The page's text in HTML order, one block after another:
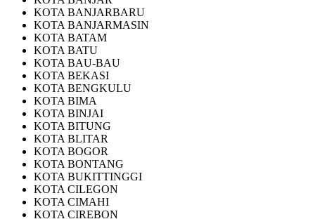
KOTA BANJARBARU
KOTA BANJARMASIN
KOTA BATAM
KOTA BATU
KOTA BAU-BAU
KOTA BEKASI
KOTA BENGKULU
KOTA BIMA
KOTA BINJAI
KOTA BITUNG
KOTA BLITAR
KOTA BOGOR
KOTA BONTANG
KOTA BUKITTINGGI
KOTA CILEGON
KOTA CIMAHI
KOTA CIREBON